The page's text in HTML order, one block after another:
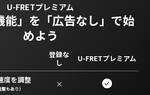
U-FRETプレミアム
能」を 「広告なし」で始
めよう
登録な
し
U-FRETプレミアム
度を調整
もあり） ×